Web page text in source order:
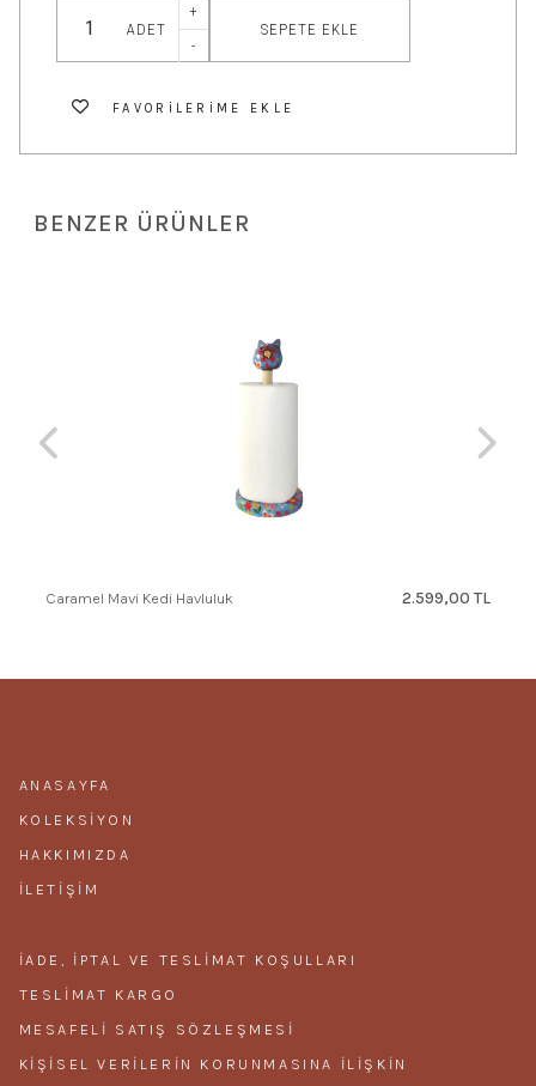
ADET
+
-
SEPETE EKLE
FAVORILERIME EKLE
BENZER ÜRÜNLER
Caramel Mavi Kedi Havluluk 2.599,00 TL
ANASAYFA
KOLEKSIYON
HAKKIMIZDA
İLETIŞIM
İADE, İPTAL VE TESLIMAT KOŞULLARI
TESLIMAT KARGO
MESAFELI SATIŞ SÖZLEŞMESI
KIŞISEL VERILERIN KORUNMASINA ILIŞKIN